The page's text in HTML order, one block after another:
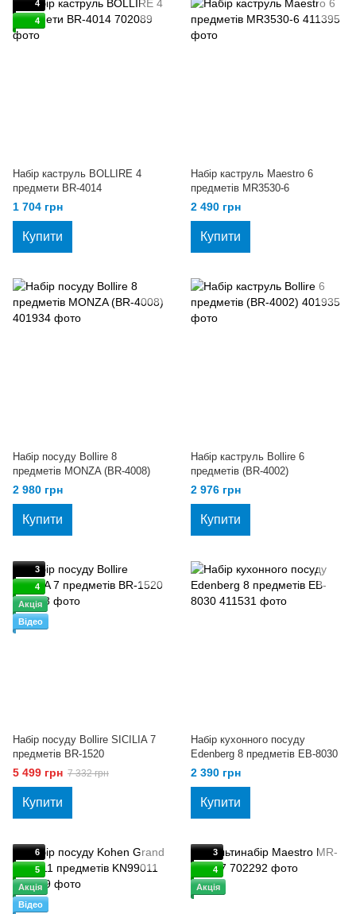
4
4
Набір каструль BOLLIRE 4
предмети BR-4014
1 704 грн
Купити
Набір каструль Maestro 6
предметів MR3530-6
2 490 грн
Купити
Набір посуду Bollire 8
предметів MONZA (BR-4008)
2 980 грн
Купити
Набір каструль Bollire 6
предметів (BR-4002)
2 976 грн
Купити
3
4
Акція
Відео
Набір посуду Bollire SICILIA 7
предметів BR-1520
5 499 грн 7 332 грн
Купити
Набір кухонного посуду
Edenberg 8 предметів EB-8030
2 390 грн
Купити
6
5
Акція
Відео
3
4
Акція